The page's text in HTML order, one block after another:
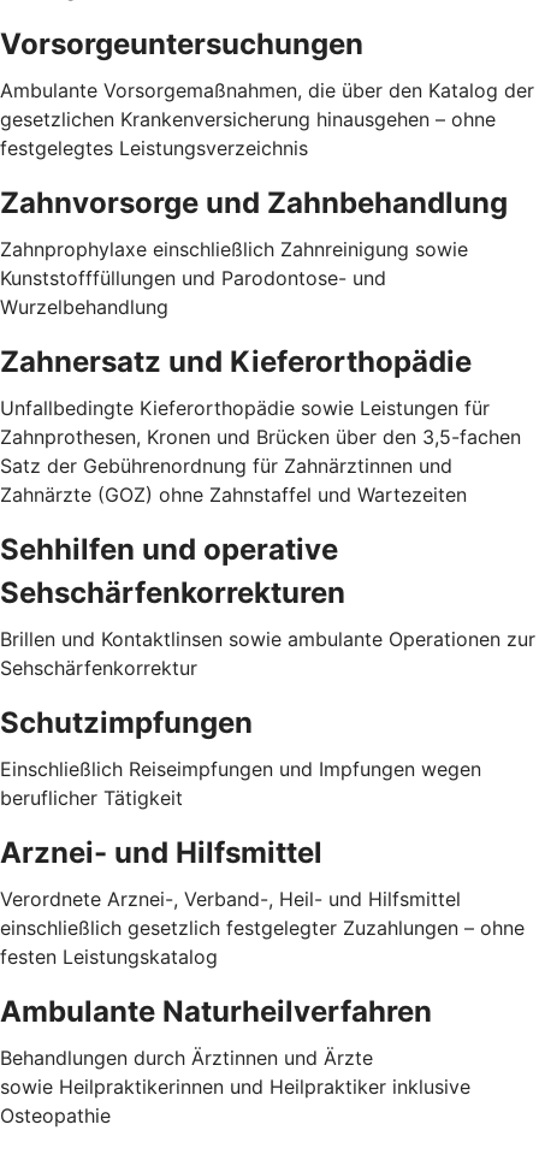
Vorsorgeuntersuchungen
Ambulante Vorsorgemaßnahmen, die über den Katalog der
gesetzlichen Krankenversicherung hinausgehen – ohne
festgelegtes Leistungsverzeichnis
Zahnvorsorge und Zahnbehandlung
Zahnprophylaxe einschließlich Zahnreinigung sowie
Kunststofffüllungen und Parodontose- und
Wurzelbehandlung
Zahnersatz und Kieferorthopädie
Unfallbedingte Kieferorthopädie sowie Leistungen für
Zahnprothesen, Kronen und Brücken über den 3,5-fachen
Satz der Gebührenordnung für Zahnärztinnen und
Zahnärzte (GOZ) ohne Zahnstaffel und Wartezeiten
Sehhilfen und operative
Sehschärfenkorrekturen
Brillen und Kontaktlinsen sowie ambulante Operationen zur
Sehschärfenkorrektur
Schutzimpfungen
Einschließlich Reiseimpfungen und Impfungen wegen
beruflicher Tätigkeit
Arznei- und Hilfsmittel
Verordnete Arznei-, Verband-, Heil- und Hilfsmittel
einschließlich gesetzlich festgelegter Zuzahlungen – ohne
festen Leistungskatalog
Ambulante Naturheilverfahren
Behandlungen durch Ärztinnen und Ärzte
sowie Heilpraktikerinnen und Heilpraktiker inklusive
Osteopathie